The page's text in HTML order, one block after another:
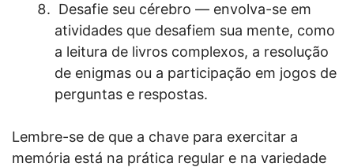
Desafie seu cérebro — envolva-se em
atividades que desafiem sua mente, como
a leitura de livros complexos, a resolução
de enigmas ou a participação em jogos de
perguntas e respostas.
Lembre-se de que a chave para exercitar a
memória está na prática regular e na variedade